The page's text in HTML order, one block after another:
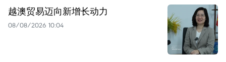
越澳贸易迈向新增长动力
08/08/2026 10:04